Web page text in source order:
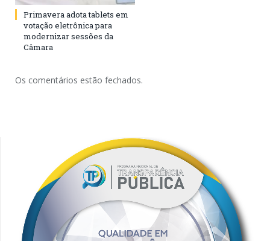
Primavera adota tablets em
votação eletrônica para
modernizar sessões da
Câmara
Os comentários estão fechados.